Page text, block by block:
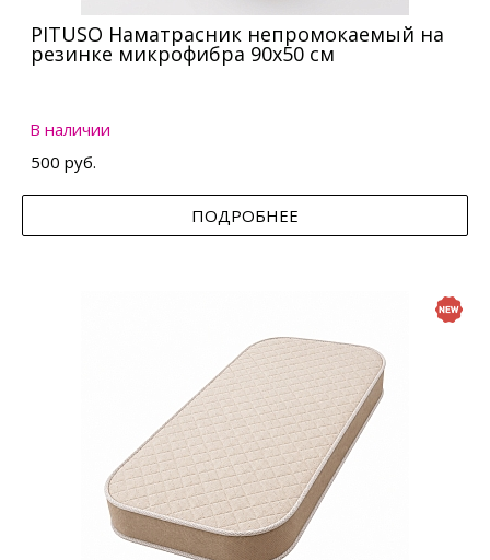
PITUSO Наматрасник непромокаемый на
резинке микрофибра 90х50 см
В наличии
500 руб.
ПОДРОБНЕЕ